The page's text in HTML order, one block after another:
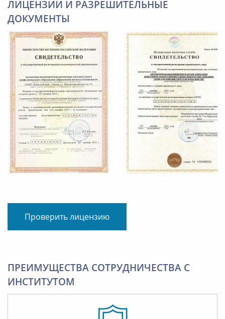
ЛИЦЕНЗИИ И РАЗРЕШИТЕЛЬНЫЕ
ДОКУМЕНТЫ
Проверить лицензию
ПРЕИМУЩЕСТВА СОТРУДНИЧЕСТВА С
ИНСТИТУТОМ